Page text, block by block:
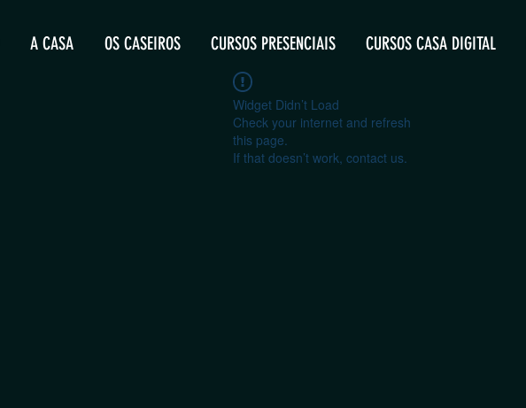
A CASA OS CASEIROS CURSOS PRESENCIAIS CURSOS CASA DIGITAL
Widget Didn’t Load
Check your internet and refresh
this page.
If that doesn’t work, contact us.